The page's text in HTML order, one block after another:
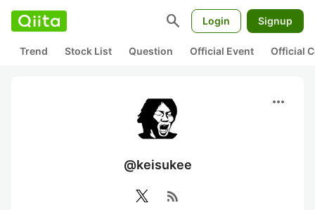
search Login Signup
Trend Stock List Question Official Event Official
more_horiz
@keisukee
rss_feed